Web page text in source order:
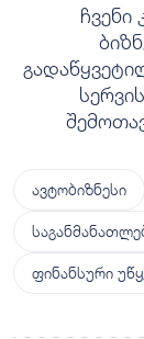
ჩვენი
ავტობიზნესი
ფინანსური